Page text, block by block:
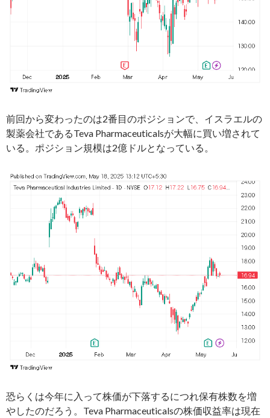
前回から変わったのは2番目のポジションで、イスラエルの
製薬会社であるTeva Pharmaceuticalsが大幅に買い増されて
いる。ポジション規模は2億ドルとなっている。
恐らくは今年に入って株価が下落するにつれ保有株数を増
やしたのだろう。Teva Pharmaceuticalsの株価収益率は現在